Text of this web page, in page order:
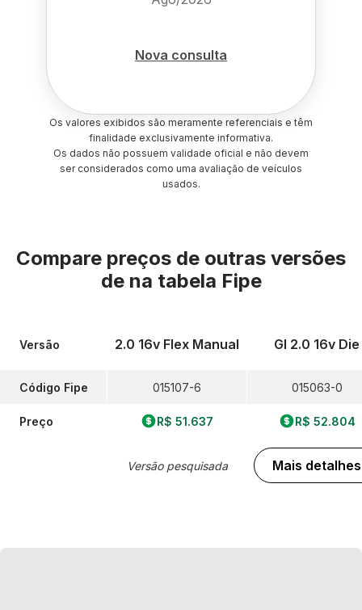
Nova consulta
Os valores exibidos são meramente referenciais e têm
finalidade exclusivamente informativa.
Os dados não possuem validade oficial e não devem
ser considerados como uma avaliação de veículos
usados.
Compare preços de outras versões
de na tabela Fipe
Versão
Código Fipe
Preço
2.0 16v Flex Manual
015107-6
R$ 51.637
Versão pesquisada
Gl 2.0 16v Die
015063-0
R$ 52.804
Mais detalhes